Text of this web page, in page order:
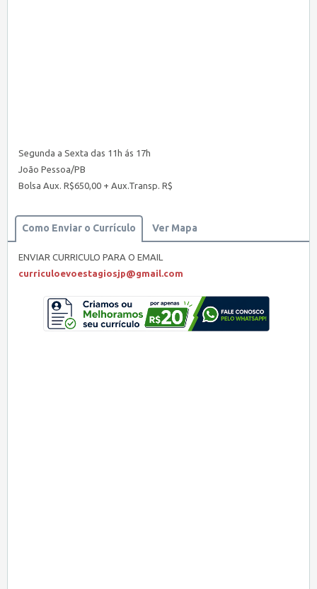
Segunda a Sexta das 11h ás 17h
João Pessoa/PB
Bolsa Aux. R$650,00 + Aux.Transp. R$
Como Enviar o Currículo Ver Mapa
ENVIAR CURRICULO PARA O EMAIL
curriculoevoestagiosjp@gmail.com